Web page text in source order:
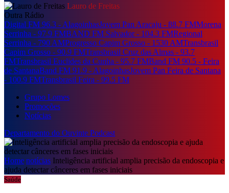
Lauro de Freitas
Outra Rádio
Digital FM 96.3 - AlagoinhasJovem Pan Aracaju - 88.7 FMMorena
Serrinha - 97.9 FMBAND FM Salvador - 104.3 FMRegional
Serrinha - 790 AMProgresso Capim Grosso - 1530 AMTransbrasil
Capim Grosso - 90.9 FMTransbrasil Cruz das Almas - 93.7
FMTransbrasil Euclides da Cunha - 95.7 FMBand FM 90.5 - Feira
de SantanaBand FM 91.9 - AlagoinhasJovem Pan Feira de Santana
- 100.9 FMTransbrasil Feira - 99.5 FM
Grupo Lomes
Promoções
Notícias
Departamento do Ouvinte Podcast
Home notícias Inteligência artificial amplia precisão da endoscopia e
ajuda detectar cânceres em fases iniciais
Saúde